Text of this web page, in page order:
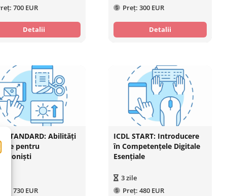
700 EUR
Detalii
Preț: 300 EUR
Detalii
STANDARD: Abilități
pentru
730 EUR
ICDL START: Introducere
în Competențele Digitale
Esențiale
3zile
Preț: 480 EUR